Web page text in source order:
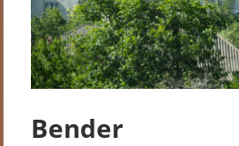
Bender